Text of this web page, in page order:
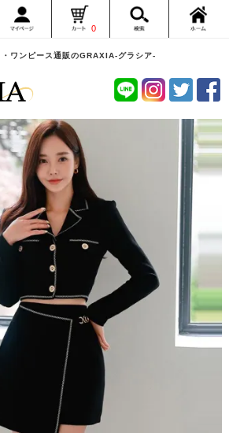
・ワンピース通販のGRAXIA-グラシア-
0